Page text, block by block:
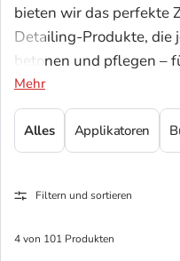
bieten wir das perfekte
Detailing-Produkte, die
betonen und pflegen –
Mehr
Alles Applikatoren
Filtern und sortieren
4 von 101 Produkten